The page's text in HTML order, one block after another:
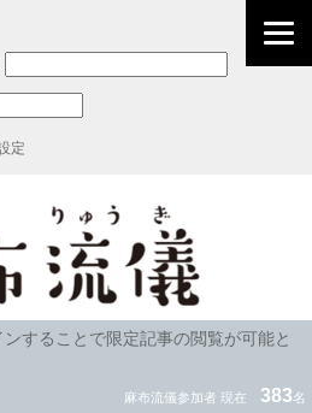
定
することで限定記事の閲覧が可能と
麻布流儀参加者 現在 383名